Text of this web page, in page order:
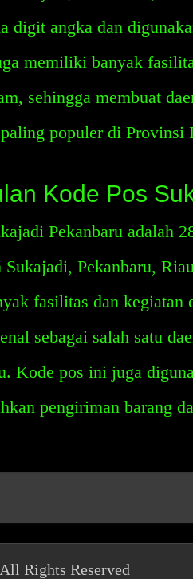
digit angka dan
memiliki banyak
sehingga membuat
populer di Provinsi
Kode Pos
Pekanbaru adalah
Sukajadi, Pekanbaru,
fasilitas dan kegiatan
sebagai salah satu
Kode pos ini juga
pengiriman barang
Rights Reserved